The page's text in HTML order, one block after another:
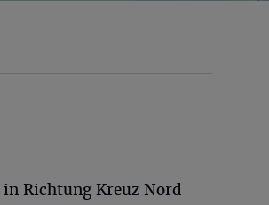
Richtung Kreuz Nord